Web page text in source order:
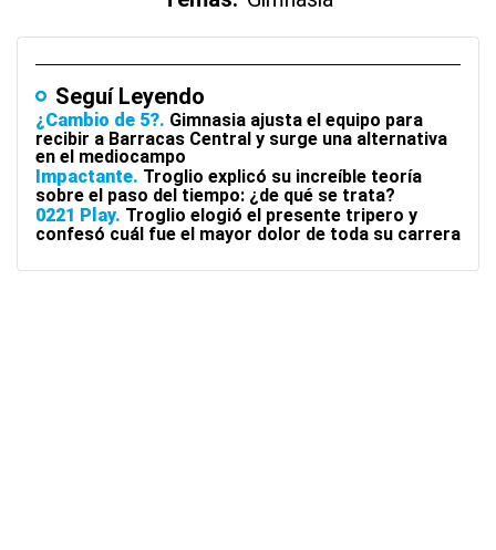
Seguí Leyendo
¿Cambio de 5? Gimnasia ajusta el equipo para
recibir a Barracas Central y surge una alternativa
en el mediocampo
Impactante Troglio explicó su increíble teoría
sobre el paso del tiempo: ¿de qué se trata?
0221 Play Troglio elogió el presente tripero y
confesó cuál fue el mayor dolor de toda su carrera